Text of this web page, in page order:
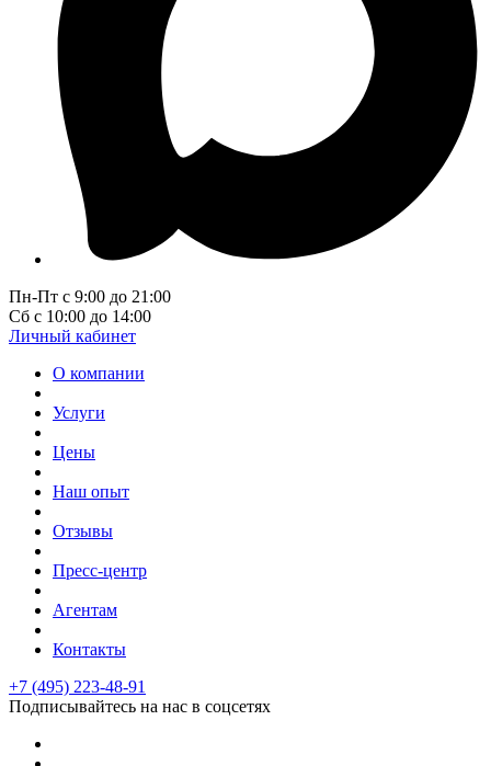
Пн-Пт с 9:00 до 21:00
Сб с 10:00 до 14:00
Личный кабинет
О компании
Услуги
Цены
Наш опыт
Отзывы
Пресс-центр
Агентам
Контакты
+7 (495) 223-48-91
Подписывайтесь на нас в соцсетях